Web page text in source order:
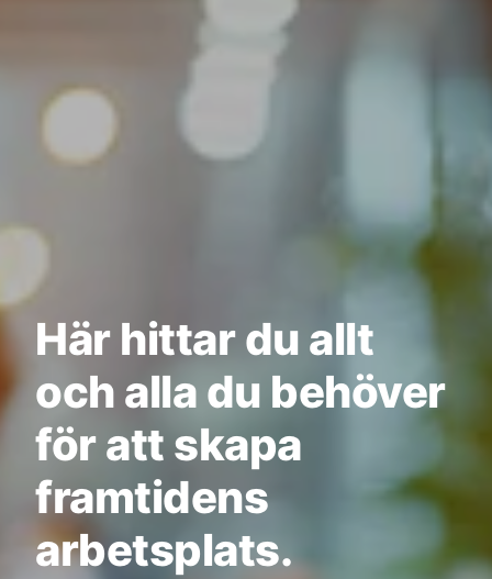
Här hittar du allt
och alla du behöver
för att skapa
framtidens
arbetsplats.